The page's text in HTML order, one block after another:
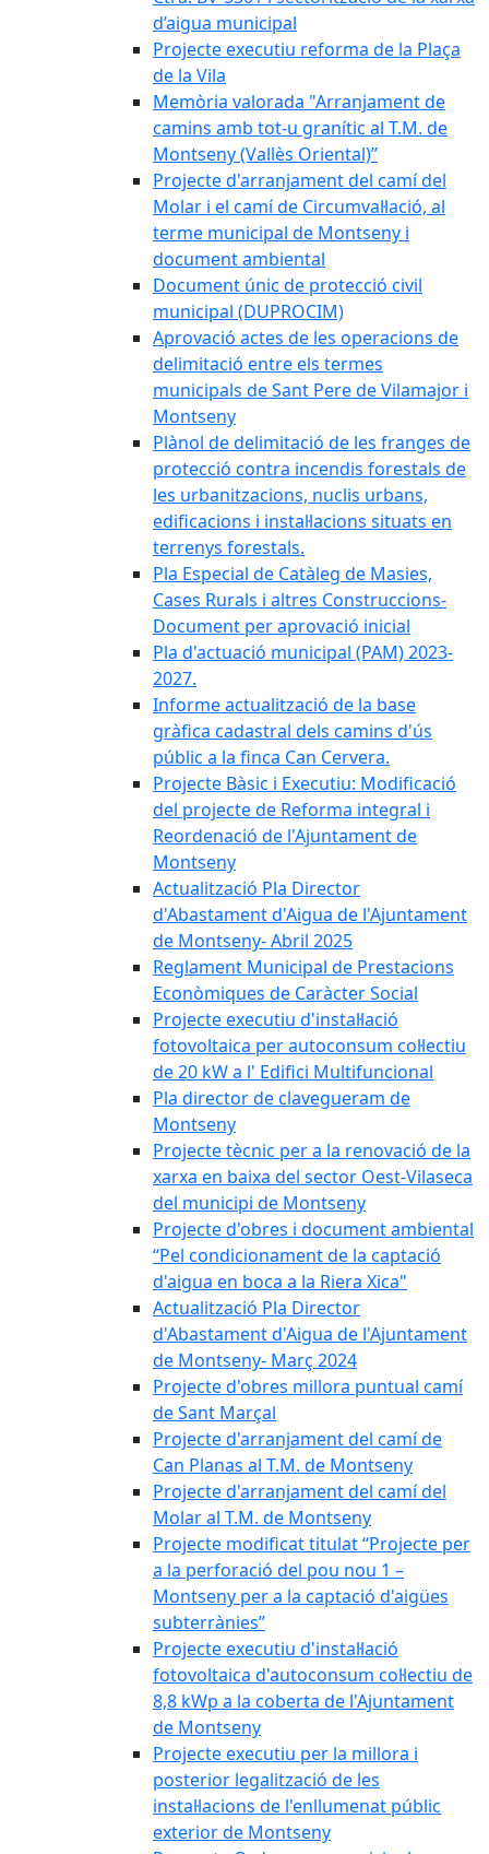
d’aigua municipal
Projecte executiu reforma de la Plaça
de la Vila
Memòria valorada "Arranjament de
camins amb tot-u granític al T.M. de
Montseny (Vallès Oriental)”
Projecte d'arranjament del camí del
Molar i el camí de Circumval·lació, al
terme municipal de Montseny i
document ambiental
Document únic de protecció civil
municipal (DUPROCIM)
Aprovació actes de les operacions de
delimitació entre els termes
municipals de Sant Pere de Vilamajor i
Montseny
Plànol de delimitació de les franges de
protecció contra incendis forestals de
les urbanitzacions, nuclis urbans,
edificacions i instal·lacions situats en
terrenys forestals.
Pla Especial de Catàleg de Masies,
Cases Rurals i altres Construccions-
Document per aprovació inicial
Pla d'actuació municipal (PAM) 2023-
2027.
Informe actualització de la base
gràfica cadastral dels camins d'ús
públic a la finca Can Cervera.
Projecte Bàsic i Executiu: Modificació
del projecte de Reforma integral i
Reordenació de l'Ajuntament de
Montseny
Actualització Pla Director
d'Abastament d'Aigua de l'Ajuntament
de Montseny- Abril 2025
Reglament Municipal de Prestacions
Econòmiques de Caràcter Social
Projecte executiu d'instal·lació
fotovoltaica per autoconsum col·lectiu
de 20 kW a l' Edifici Multifuncional
Pla director de clavegueram de
Montseny
Projecte tècnic per a la renovació de la
xarxa en baixa del sector Oest-Vilaseca
del municipi de Montseny
Projecte d'obres i document ambiental
“Pel condicionament de la captació
d'aigua en boca a la Riera Xica"
Actualització Pla Director
d'Abastament d'Aigua de l'Ajuntament
de Montseny- Març 2024
Projecte d'obres millora puntual camí
de Sant Marçal
Projecte d'arranjament del camí de
Can Planas al T.M. de Montseny
Projecte d'arranjament del camí del
Molar al T.M. de Montseny
Projecte modificat titulat “Projecte per
a la perforació del pou nou 1 –
Montseny per a la captació d'aigües
subterrànies”
Projecte executiu d'instal·lació
fotovoltaica d'autoconsum col·lectiu de
8,8 kWp a la coberta de l'Ajuntament
de Montseny
Projecte executiu per la millora i
posterior legalització de les
instal·lacions de l'enllumenat públic
exterior de Montseny